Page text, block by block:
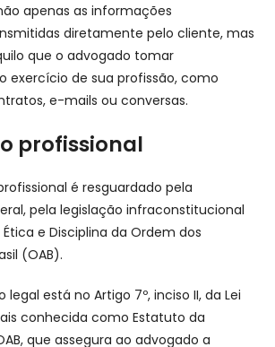
apenas as informações
diretamente pelo cliente, mas
que o advogado tomar
exercício de sua profissão, como
e-mails ou conversas.
profissional
é resguardado pela
pela legislação infraconstitucional
e Disciplina da Ordem dos
(OAB).
está no Artigo 7º, inciso II, da Lei
conhecida como Estatuto da
que assegura ao advogado a